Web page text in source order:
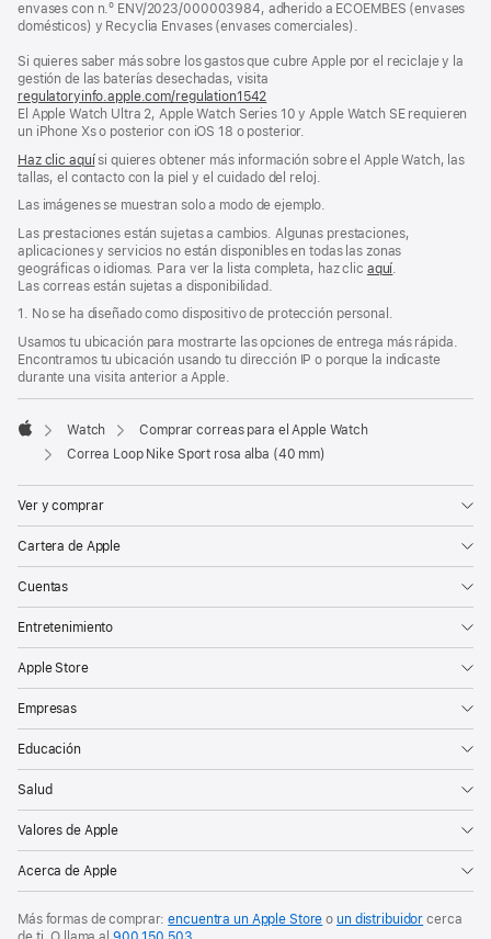
envases con n.º ENV/2023/000003984, adherido a ECOEMBES (envases
domésticos) y Recyclia Envases (envases comerciales).
Si quieres saber más sobre los gastos que cubre Apple por el reciclaje y la
gestión de las baterías desechadas, visita
regulatoryinfo.apple.com/regulation1542
abre
en
ventana
nueva)
El Apple Watch Ultra 2, Apple Watch Series 10 y Apple Watch SE requieren
un iPhone Xs o posterior con iOS 18 o posterior.
Haz clic aquísi quieres obtener más información sobre el Apple Watch, las
tallas, el contacto con la piel y el cuidado del reloj.
Las imágenes se muestran solo a modo de ejemplo.
Las prestaciones están sujetas a cambios. Algunas prestaciones,
aplicaciones y servicios no están disponibles en todas las zonas
geográficas o idiomas. Para ver la lista completa, haz clic aquí
Las correas están sujetas a disponibilidad.
1. No se ha diseñado como dispositivo de protección personal.
Usamos tu ubicación para mostrarte las opciones de entrega más rápida.
Encontramos tu ubicación usando tu dirección IP o porque la indicaste
durante una visita anterior a Apple.
Apple
Watch
Comprar correas para el Apple Watch
Correa Loop Nike Sport rosa alba (40 mm)
Ver y comprar
Cartera de Apple
Cuentas
Entretenimiento
Apple Store
Empresas
Educación
Salud
Valores de Apple
Acerca de Apple
Más formas de comprar:encuentra un Apple Store oun distribuidor cerca